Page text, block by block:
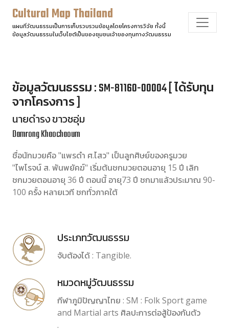
Cultural Map Thailand
แผนที่วัฒนธรรมเป็นการเก็บรวบรวมข้อมูลโดยโครงการวิจัย ทั้งนี้
ข้อมูลวัฒนธรรมในเว็บไซต์เป็นของชุมชนเจ้าของทุนทางวัฒนธรรม
ข้อมูลวัฒนธรรม : SM-81160-00004 [ ได้รับทุน
จากโครงการ ]
นายดำรง ขาวชอุ่ม
Damrong Khaochaoum
ชื่อนักมวยคือ "แพรดำ ศ.ไสว" เป็นลูกศิษย์ของครูมวย
"ไพโรจน์ ส. พันพยัคฆ์" เริ่มต้นชกมวยตอนอายุ 15 ปี เลิก
ชกมวยตอนอายุ 36 ปี ตอนนี้ อายุ73 ปี ชกมาแล้วประมาณ 90-
100 ครั้ง หลายเวที ชกทั่วภาคใต้
ประเภทวัฒนธรรม
จับต้องได้ : Tangible.
หมวดหมู่วัฒนธรรม
กีฬาภูมิปัญญาไทย : SM : Folk Sport game
and Martial arts ศิลปะการต่อสู้ป้องกันตัว
.